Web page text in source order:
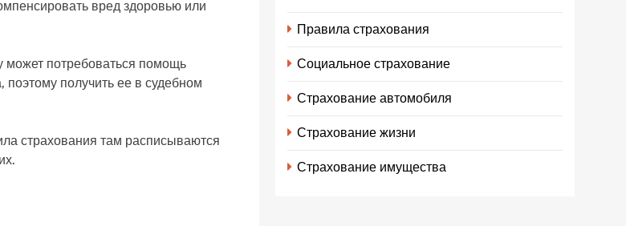
вред здоровью или
может потребоваться помощь
поэтому получить ее в судебном
страхования там расписываются
Правила страхования
Социальное страхование
Страхование автомобиля
Страхование жизни
Страхование имущества